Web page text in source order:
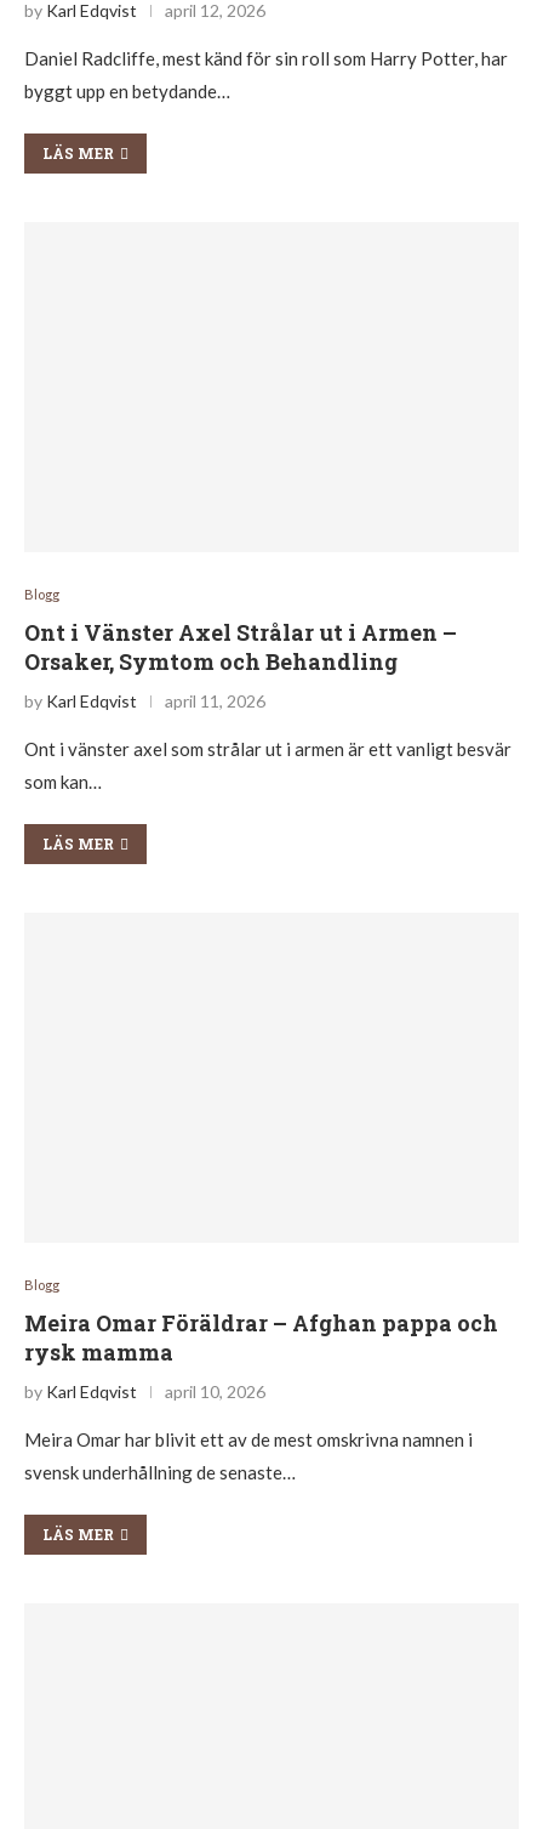
by Karl Edqvist april 12, 2026
Daniel Radcliffe, mest känd för sin roll som Harry Potter, har
byggt upp en betydande…
LÄS MER
Blogg
Ont i Vänster Axel Strålar ut i Armen –
Orsaker, Symtom och Behandling
by Karl Edqvist april 11, 2026
Ont i vänster axel som strålar ut i armen är ett vanligt besvär
som kan…
LÄS MER
Blogg
Meira Omar Föräldrar – Afghan pappa och
rysk mamma
by Karl Edqvist april 10, 2026
Meira Omar har blivit ett av de mest omskrivna namnen i
svensk underhållning de senaste…
LÄS MER